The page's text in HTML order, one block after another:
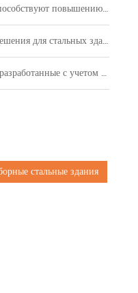
производства на мировых рынках
складских помещений и расширения промышленных объектов.
характеристик и современной архитектуры.
стальные здания